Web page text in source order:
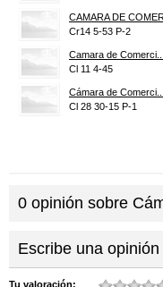
CAMARA DE
Cr14 5-53 P-2
Camara de Comerci...
Cl 11 4-45
Cámara de Comerci...
Cl 28 30-15 P-1
0 opinión sobre
Escribe una
Tu valoración: